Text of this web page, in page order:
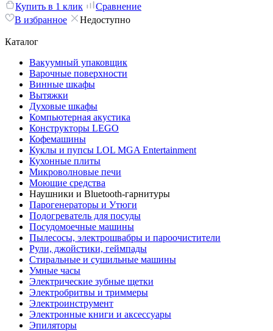
Купить в 1 клик
Сравнение
В избранное
Недоступно
Каталог
Вакуумный упаковщик
Варочные поверхности
Винные шкафы
Вытяжки
Духовые шкафы
Компьютерная акустика
Конструкторы LEGO
Кофемашины
Куклы и пупсы LOL MGA Entertainment
Кухонные плиты
Микроволновые печи
Моющие средства
Наушники и Bluetooth-гарнитуры
Парогенераторы и Утюги
Подогреватель для посуды
Посудомоечные машины
Пылесосы, электрошвабры и пароочистители
Рули, джойстики, геймпады
Стиральные и сушильные машины
Умные часы
Электрические зубные щетки
Электробритвы и триммеры
Электроинструмент
Электронные книги и аксессуары
Эпиляторы